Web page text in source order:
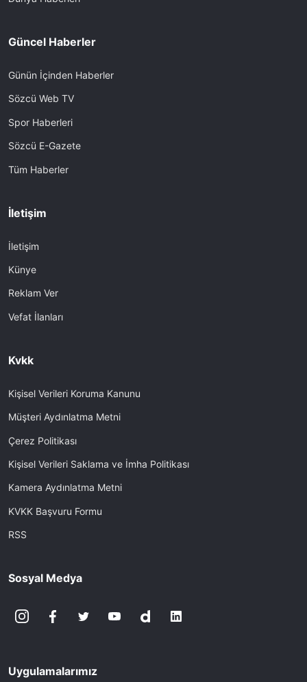
Güncel Haberler
Günün İçinden Haberler
Sözcü Web TV
Spor Haberleri
Sözcü E-Gazete
Tüm Haberler
İletişim
İletişim
Künye
Reklam Ver
Vefat İlanları
Kvkk
Kişisel Verileri Koruma Kanunu
Müşteri Aydınlatma Metni
Çerez Politikası
Kişisel Verileri Saklama ve İmha Politikası
Kamera Aydınlatma Metni
KVKK Başvuru Formu
RSS
Sosyal Medya
Uygulamalarımız